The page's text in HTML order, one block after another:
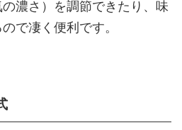
濃さ）を調節できたり、味
で凄く便利です。